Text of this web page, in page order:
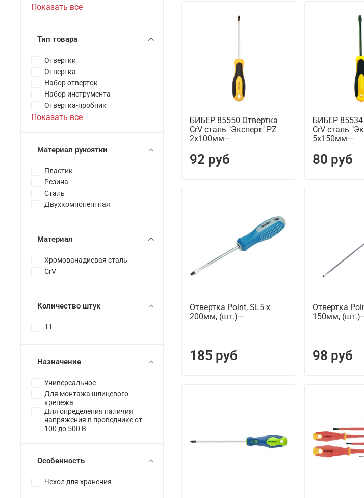
БИБЕР 85550 Отвертка
CrV сталь "Эксперт" PZ
2х100мм---
92 руб
БИБЕР 85534
CrV сталь
5х150мм---
80 руб
Отвертка Point, SL5 х
200мм, (шт.)---
185 руб
Отвертка
150мм,
98 руб
Показать все
Тип товара
Отвертки
Отвертка
Набор отверток
Набор инструмента
Отвертка-пробник
Показать все
Материал рукоятки
Пластик
Резина
Сталь
Двухкомпонентная
Материал
Хромованадиевая сталь
CrV
Количество штук
11
Назначение
Универсальное
Для монтажа шлицевого
крепежа
Для определения наличия
напряжения в проводнике от
100 до 500 В
Особенность
Чехол для хранения